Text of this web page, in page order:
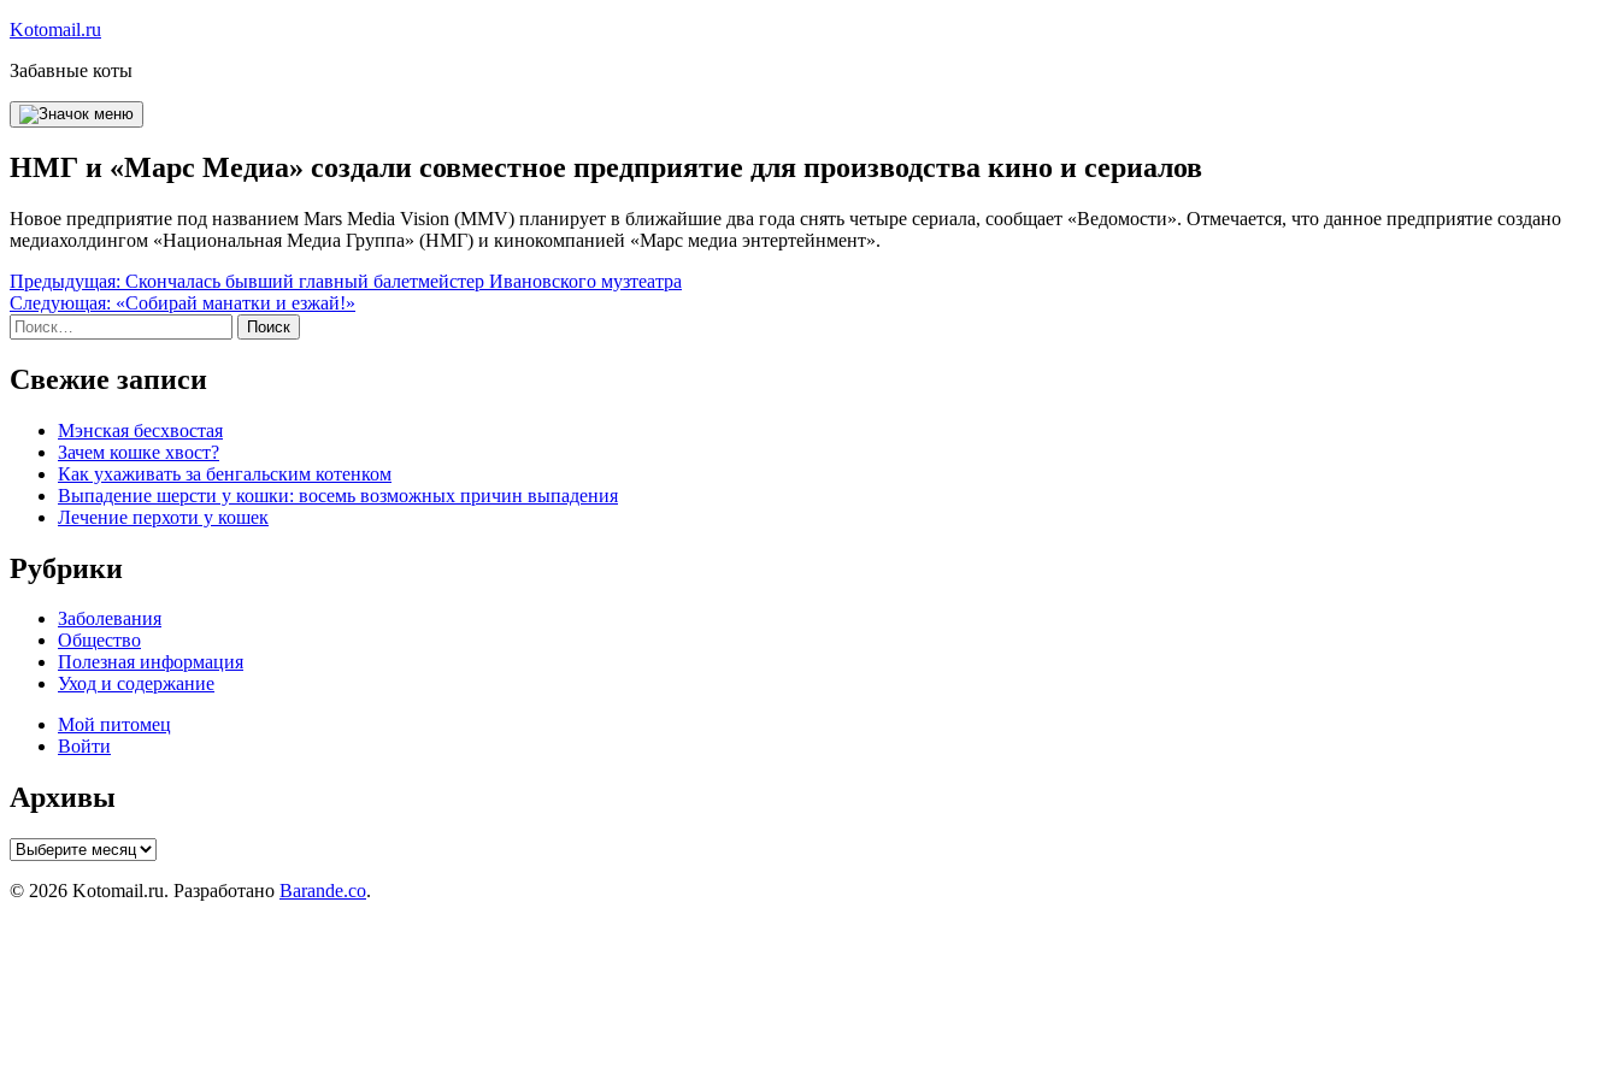
Перейти
содержимому
Kotomail.ru
Забавные коты
НМГ и «Марс Медиа» создали совместное предприятие для производства кино и сериалов
Новое предприятие под названием Mars Media Vision (MMV) планирует в ближайшие два года снять четыре сериала, сообщает «Ведомости». Отмечается, что данное предприятие создано
медиахолдингом «Национальная Медиа Группа» (НМГ) и кинокомпанией «Марс медиа энтертейнмент».
Навигация
по
записям
Предыдущая: Скончалась бывший главный балетмейстер Ивановского музтеатра
Следующая: «Собирай манатки и езжай!»
Найти:
Свежие записи
Мэнская бесхвостая
Зачем кошке хвост?
Как ухаживать за бенгальским котенком
Выпадение шерсти у кошки: восемь возможных причин выпадения
Лечение перхоти у кошек
Рубрики
Заболевания
Общество
Полезная информация
Уход и содержание
Мой питомец
Войти
Архивы
Архивы
© 2026 Kotomail.ru. Разработано Barande.co.